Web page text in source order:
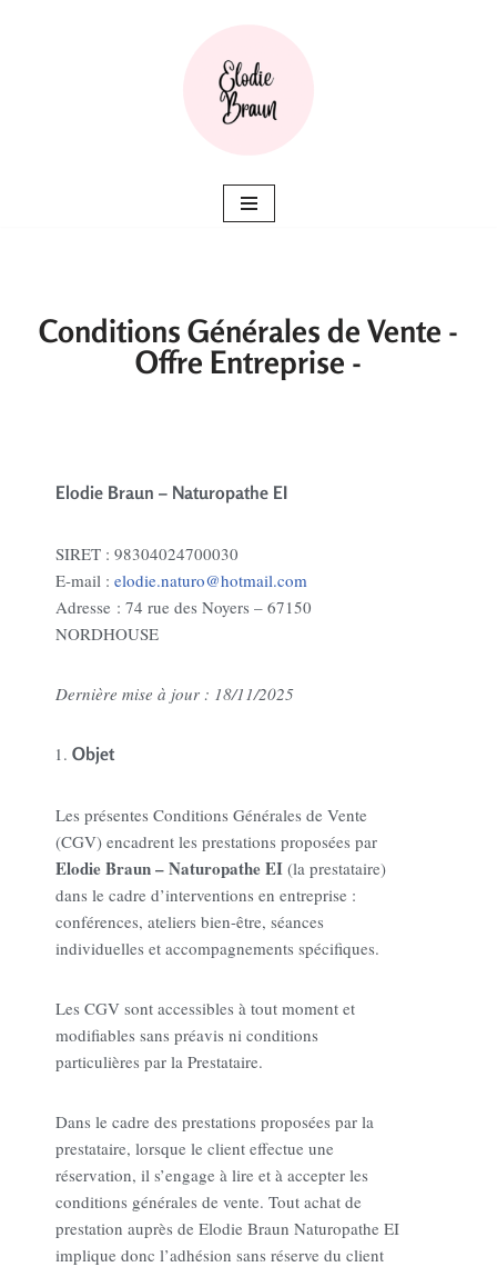
Conditions Générales de Vente -
Offre Entreprise -
Elodie Braun – Naturopathe EI
SIRET : 98304024700030
E-mail : elodie.naturo@hotmail.com
Adresse : 74 rue des Noyers – 67150
NORDHOUSE
Dernière mise à jour : 18/11/2025
Objet
Les présentes Conditions Générales de Vente
(CGV) encadrent les prestations proposées par
Elodie Braun – Naturopathe EI (la prestataire)
dans le cadre d’interventions en entreprise :
conférences, ateliers bien-être, séances
individuelles et accompagnements spécifiques.
Les CGV sont accessibles à tout moment et
modifiables sans préavis ni conditions
particulières par la Prestataire.
Dans le cadre des prestations proposées par la
prestataire, lorsque le client effectue une
réservation, il s’engage à lire et à accepter les
conditions générales de vente. Tout achat de
prestation auprès de Elodie Braun Naturopathe EI
implique donc l’adhésion sans réserve du client